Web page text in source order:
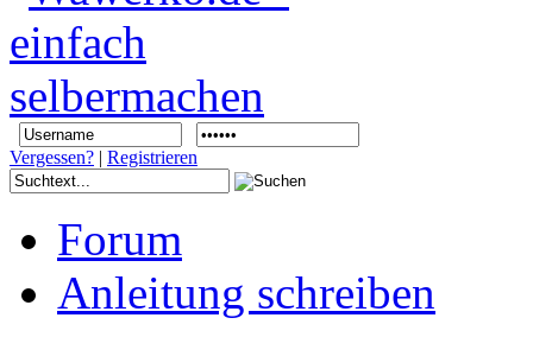
Vergessen? | Registrieren
Forum
Anleitung schreiben